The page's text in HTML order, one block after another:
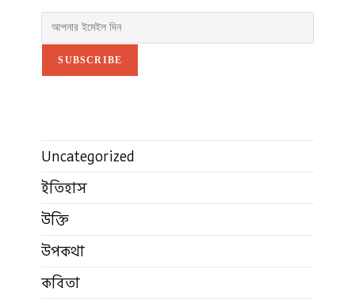
SUBSCRIBE
Uncategorized
ইতিহাস
উক্তি
উপকথা
কবিতা